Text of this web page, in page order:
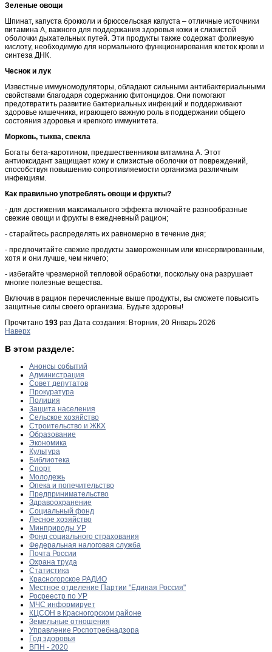
Зеленые овощи
Шпинат, капуста брокколи и брюссельская капуста – отличные источники
витамина A, важного для поддержания здоровья кожи и слизистой
оболочки дыхательных путей. Эти продукты также содержат фолиевую
кислоту, необходимую для нормального функционирования клеток крови и
синтеза ДНК.
Чеснок и лук
Известные иммуномодуляторы, обладают сильными антибактериальными
свойствами благодаря содержанию фитонцидов. Они помогают
предотвратить развитие бактериальных инфекций и поддерживают
здоровье кишечника, играющего важную роль в поддержании общего
состояния здоровья и крепкого иммунитета.
Морковь, тыква, свекла
Богаты бета-каротином, предшественником витамина А. Этот
антиоксидант защищает кожу и слизистые оболочки от повреждений,
способствуя повышению сопротивляемости организма различным
инфекциям.
Как правильно употреблять овощи и фрукты?
- для достижения максимального эффекта включайте разнообразные
свежие овощи и фрукты в ежедневный рацион;
- старайтесь распределять их равномерно в течение дня;
- предпочитайте свежие продукты замороженным или консервированным,
хотя и они лучше, чем ничего;
- избегайте чрезмерной тепловой обработки, поскольку она разрушает
многие полезные вещества.
Включив в рацион перечисленные выше продукты, вы сможете повысить
защитные силы своего организма. Будьте здоровы!
Прочитано 193 раз Дата создания: Вторник, 20 Январь 2026
Наверх
В этом разделе:
Анонсы событий
Администрация
Совет депутатов
Прокуратура
Полиция
Защита населения
Сельское хозяйство
Строительство и ЖКХ
Образование
Экономика
Культура
Библиотека
Спорт
Молодежь
Опека и попечительство
Предпринимательство
Здравоохранение
Социальный фонд
Лесное хозяйство
Минприроды УР
Фонд социального страхования
Федеральная налоговая служба
Почта России
Охрана труда
Статистика
Красногорское РАДИО
Местное отделение Партии "Единая Россия"
Росреестр по УР
МЧС информирует
КЦСОН в Красногорском районе
Земельные отношения
Управление Роспотребнадзора
Год здоровья
ВПН - 2020